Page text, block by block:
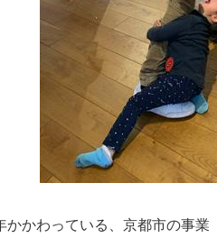
かかわっている、京都市の事業